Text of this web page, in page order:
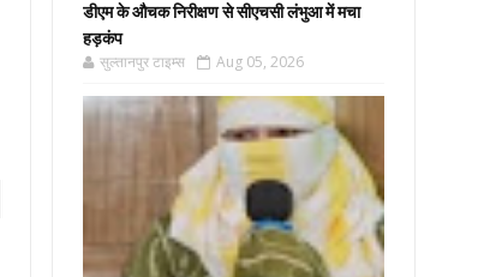
डीएम के औचक निरीक्षण से सीएचसी लंभुआ में मचा
हड़कंप
सुल्तानपुर टाइम्स Aug 05, 2026